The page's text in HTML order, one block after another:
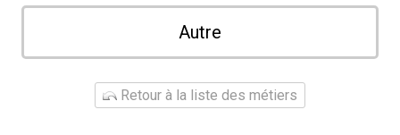
Autre
Retour à la liste des métiers